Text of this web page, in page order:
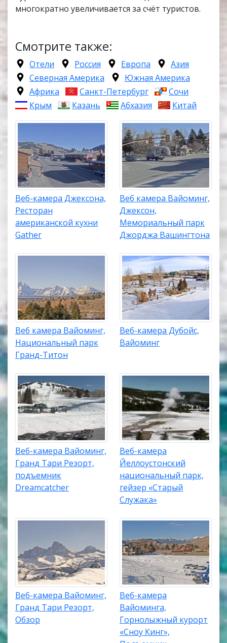
многократно увеличивается за счёт туристов.
Смотрите также:
Отели Россия Европа
Азия
Северная Америка
Южная Америка
Африка
Санкт-Петербург
Сочи
Крым
Казань Абхазия Китай
Веб-камера Джексона,
Ресторан
американской кухни
Gather
Веб камера Вайоминг,
Джексон,
Мемориальный парк
Джорджа Вашингтона
Веб камера Вайоминг,
Национальный парк
Гранд-Титон
Веб-камера Дубойс,
Вайоминг
Веб-камера Вайоминг,
Гранд Тари Резорт,
подъемник
Dreamcatcher
Веб-камера
Йеллоустонский
национальный парк,
гейзер «Старый
Служака»
Веб-камера Вайоминг,
Гранд Тари Резорт,
Обзор
Веб-камера
Вайоминга,
Горнолыжный курорт
«Сноу Кинг»,